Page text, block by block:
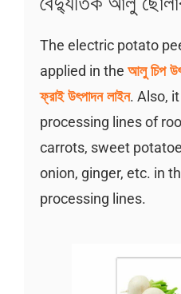
The electric potato
applied in the আলু চিপ
ফ্রাই উৎপাদন লাইন. Also,
processing lines of
carrots, sweet
onion, ginger, etc. in
processing lines.